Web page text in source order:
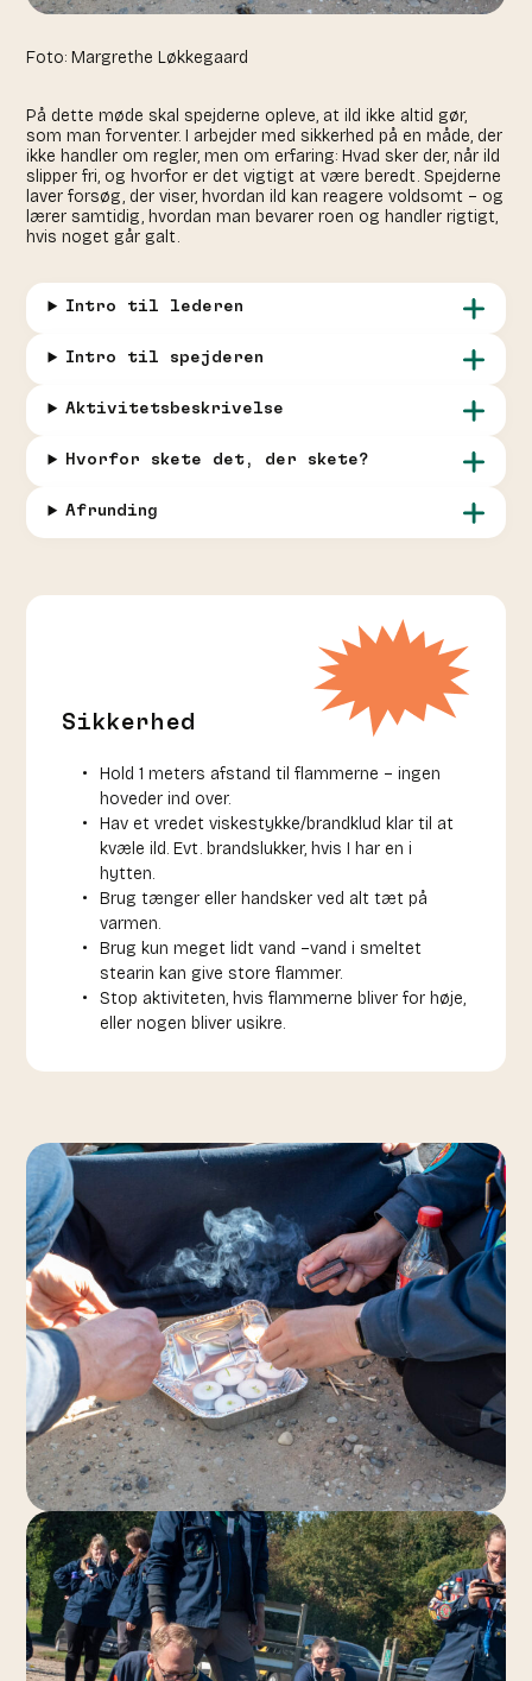
Foto: Margrethe Løkkegaard
På dette møde skal spejderne opleve, at ild ikke altid gør,
som man forventer. I arbejder med sikkerhed på en måde, der
ikke handler om regler, men om erfaring: Hvad sker der, når ild
slipper fri, og hvorfor er det vigtigt at være beredt. Spejderne
laver forsøg, der viser, hvordan ild kan reagere voldsomt – og
lærer samtidig, hvordan man bevarer roen og handler rigtigt,
hvis noget går galt.
Intro til lederen
Intro til spejderen
Aktivitetsbeskrivelse
Hvorfor skete det, der skete?
Afrunding
Sikkerhed
Hold 1 meters afstand til flammerne – ingen
hoveder ind over.
Hav et vredet viskestykke/brandklud klar til at
kvæle ild. Evt. brandslukker, hvis I har en i
hytten.
Brug tænger eller handsker ved alt tæt på
varmen.
Brug kun meget lidt vand –vand i smeltet
stearin kan give store flammer.
Stop aktiviteten, hvis flammerne bliver for høje,
eller nogen bliver usikre.